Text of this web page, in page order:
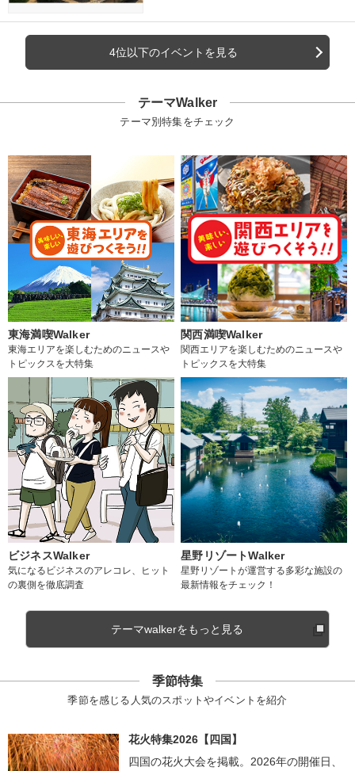
4位以下のイベントを見る
テーマWalker
テーマ別特集をチェック
東海満喫Walker
東海エリアを楽しむためのニュースや
トピックスを大特集
関西満喫Walker
関西エリアを楽しむためのニュースや
トピックスを大特集
ビジネスWalker
気になるビジネスのアレコレ、ヒット
の裏側を徹底調査
星野リゾートWalker
星野リゾートが運営する多彩な施設の
最新情報をチェック！
テーマwalkerをもっと見る
季節特集
季節を感じる人気のスポットやイベントを紹介
花火特集2026【四国】
四国の花火大会を掲載。2026年の開催日、